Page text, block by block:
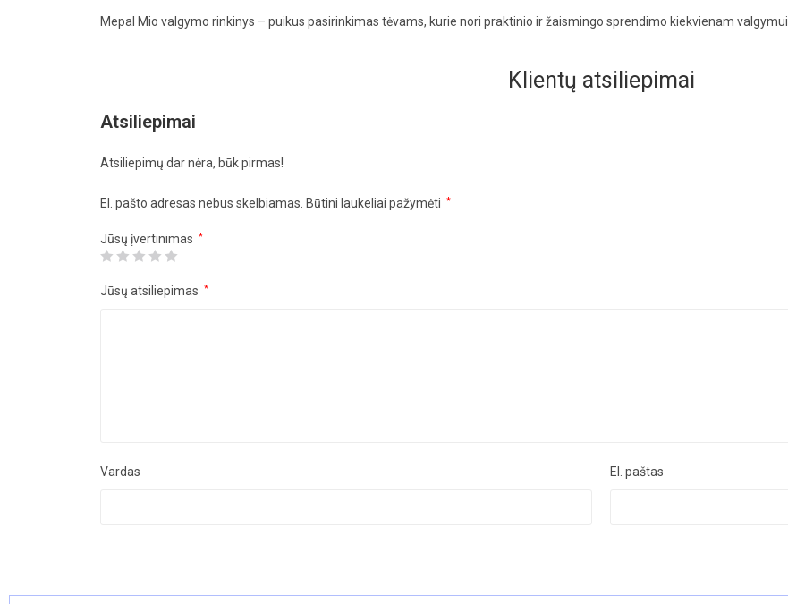
Mepal Mio valgymo rinkinys – puikus pasirinkimas tėvams, kurie nori praktinio ir žaismingo sprendimo kiekvienam valgymui.
Klientų atsiliepimai
Atsiliepimai
Atsiliepimų dar nėra, būk pirmas!
El. pašto adresas nebus skelbiamas. Būtini laukeliai pažymėti *
Jūsų įvertinimas *
Jūsų atsiliepimas *
Vardas El. paštas